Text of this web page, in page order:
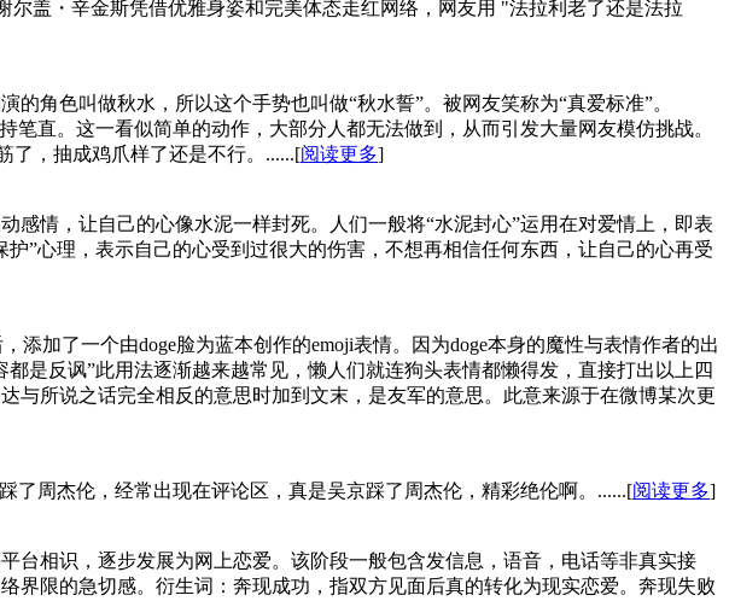
盖・辛金斯凭借优雅身姿和完美体态走红网络，网友用 "法拉利老了还是法拉
角色叫做秋水，所以这个手势也叫做“秋水誓”。被网友笑称为“真爱标准”。
直。这一看似简单的动作，大部分人都无法做到，从而引发大量网友模仿挑战。
了，抽成鸡爪样了还是不行。......[阅读更多]
情，让自己的心像水泥一样封死。人们一般将“水泥封心”运用在对爱情上，即表
”心理，表示自己的心受到过很大的伤害，不想再相信任何东西，让自己的心再受
加了一个由doge脸为蓝本创作的emoji表情。因为doge本身的魔性与表情作者的出
是反讽”此用法逐渐越来越常见，懒人们就连狗头表情都懒得发，直接打出以上四
所说之话完全相反的意思时加到文末，是友军的意思。此意来源于在微博某次更
了周杰伦，经常出现在评论区，真是吴京踩了周杰伦，精‌‌‌‌‌‌‌‌‌‌‌‌彩绝伦啊。......[阅读更多]
台相识，逐步发展为网上恋爱。该阶段一般包含发信息，语音，电话等非真实接
限的急切感。衍生词：奔现成功，指双方见面后真的转化为现实恋爱。奔现失败